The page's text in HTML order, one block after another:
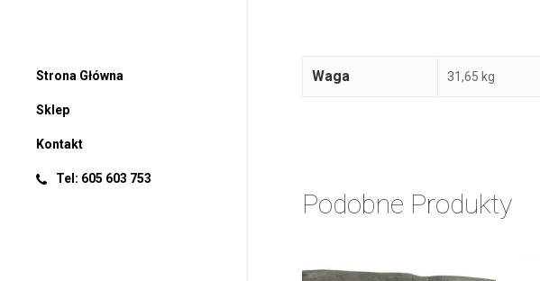
Strona Główna
Sklep
Kontakt
Tel: 605 603 753
Waga 31,65 kg
Podobne Produkty